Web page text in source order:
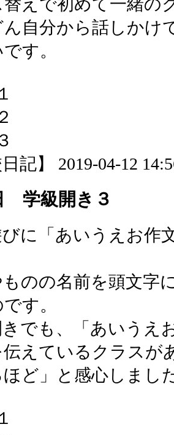
替えで初めて一緒の
ん自分から話しかけ
す。
日記】 2019-04-12
学級開き３
に「あいうえお作
ものの名前を頭文字
す。
でも、「あいうえ
えているクラスが
ほど」と感心しまし